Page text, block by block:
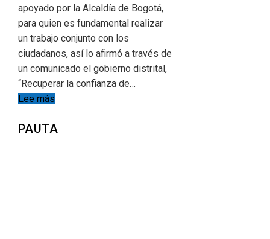
apoyado por la Alcaldía de Bogotá,
para quien es fundamental realizar
un trabajo conjunto con los
ciudadanos, así lo afirmó a través de
un comunicado el gobierno distrital,
“Recuperar la confianza de…
Lee más
PAUTA